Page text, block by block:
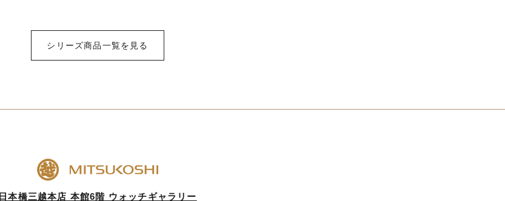
シリーズ商品一覧を見る
日本橋三越本店 本館6階 ウォッチギャラリー